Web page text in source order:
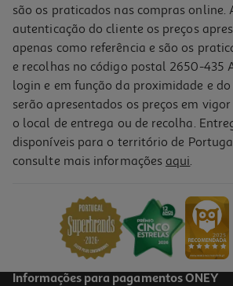
Gel Novex Santo Black Cola Comigo 60g
são os praticados nas compras online.
autenticação do cliente os preços
apenas como referência e são os
e recolhas no código postal 2650-435
login e em função da proximidade e
serão apresentados os preços em
o local de entrega ou de recolha.
disponíveis para o território de
consulte mais informações aqui.
Informações para pagamentos ONEY